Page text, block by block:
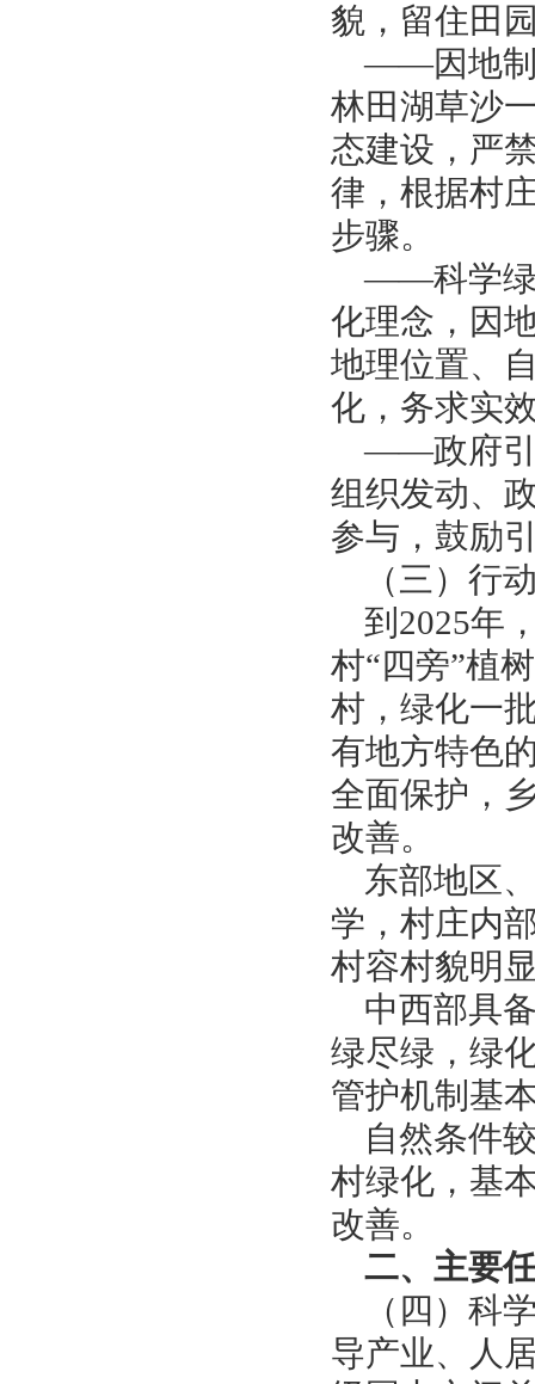
貌，留住田
——因地制
林田湖草沙
态建设，严
律，根据村
步骤。
——科学绿
化理念，因
地理位置、
化，务求实
——政府引
组织发动、
参与，鼓励
（三）行
到 2025年
村“四旁”植
村，绿化一
有地方特色
全面保护，
改善。
东部地区
学，村庄内
村容村貌明
中西部具
绿尽绿，绿
管护机制基
自然条件
村绿化，基
改善。
二、主要
（四）科
导产业、人